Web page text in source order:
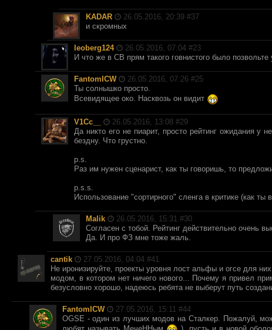
KADAR 26.05.2016, 20:39 #37
и скромных
leoberg124 26.05.2016, 07:04 #23
И что же в СВ прям такого говнистого было позвольте
FantomICW 26.05.2016, 07:26 #25
Ты солнышко просто.
Всевидящее око. Насквозь он видит
V1Cc__ 26.05.2016, 13:08 #29
Да никто его не пиарит, просто рейтинг ожидания
бездну. Что грустно.
p.s.
Раз им нужен сценарист, как ты говоришь, то
p.s.s.
Использование "сортирного" сленга в критике (как ты
Malik 26.05.2016, 15:31 #30
Согласен с тобой. Рейтинг действительно очень
Да. И про ФЗ мне тоже жаль.
cantik 27.05.2016, 04:04 #41
Не иронизируйте, проекты уровня лост альфы и огсе для
модом, в котором нет ничего нового... Почему я привел
безусловно хорошо, надеюсь ребята не выберут путь
FantomICW 27.05.2016, 15:11 #44
OGSE - один из лучших модов на Сталкер. Пожалуй,